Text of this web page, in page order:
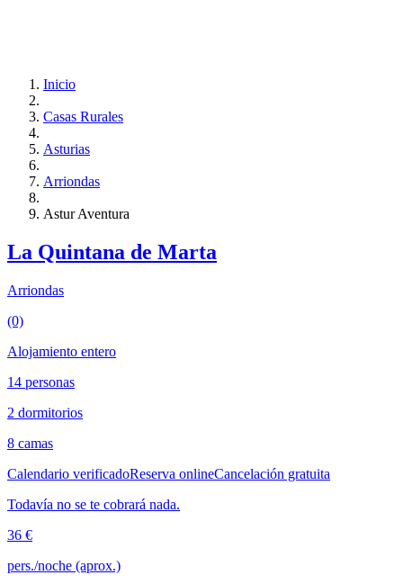
Inicio
Casas Rurales
Asturias
Arriondas
Astur Aventura
La Quintana de Marta
Arriondas
(0)
Alojamiento entero
14 personas
2 dormitorios
8 camas
Calendario verificadoReserva onlineCancelación gratuita
Todavía no se te cobrará nada.
36 €
pers./noche (aprox.)